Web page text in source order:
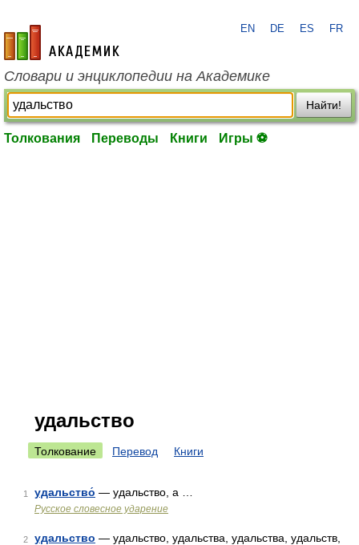
academic.ru
EN DE ES FR
Словари и энциклопедии на Академике
Найти!
Толкования Переводы Книги Игры ⚽
удальство
Толкование Перевод Книги
1 удальство́ — удальство, а …
Русское словесное ударение
2 удальство — удальство, удальства, удальства, удальств,